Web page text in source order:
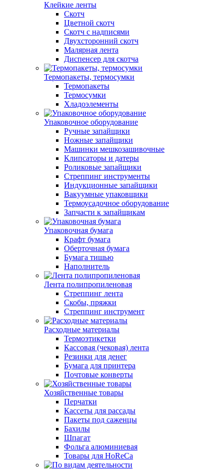
Клейкие ленты
Скотч
Цветной скотч
Скотч с надписями
Двухсторонний скотч
Малярная лента
Диспенсер для скотча
Термопакеты, термосумки
Термопакеты
Термосумки
Хладоэлементы
Упаковочное оборудование
Ручные запайщики
Ножные запайщики
Машинки мешкозашивочные
Клипсаторы и датеры
Роликовые запайщики
Стреппинг инструменты
Индукционные запайщики
Вакуумные упаковщики
Термоусадочное оборудование
Запчасти к запайщикам
Упаковочная бумага
Крафт бумага
Оберточная бумага
Бумага тишью
Наполнитель
Лента полипропиленовая
Стреппинг лента
Скобы, пряжки
Стреппинг инструмент
Расходные материалы
Термоэтикетки
Кассовая (чековая) лента
Резинки для денег
Бумага для принтера
Почтовые конверты
Хозяйственные товары
Перчатки
Кассеты для рассады
Пакеты под саженцы
Бахилы
Шпагат
Фольга алюминиевая
Товары для HoReCa